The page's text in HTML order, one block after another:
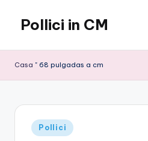
contenuto
Pollici in CM
Casa " 68 pulgadas a cm
Pubblicato
in
Pollici